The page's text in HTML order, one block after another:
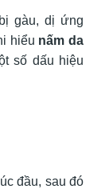
gàu, dị ứng
hiểu nấm da
số dấu hiệu
đầu, sau đó